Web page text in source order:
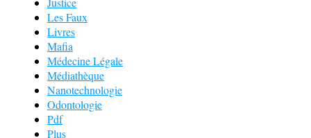
Les Faux
Livres
Mafia
Médecine Légale
Médiathèque
Nanotechnologie
Odontologie
Pdf
Plus